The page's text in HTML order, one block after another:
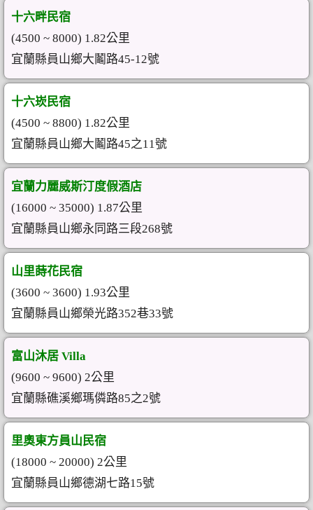
十六畔民宿
(4500 ~ 8000) 1.82公里
宜蘭縣員山鄉大鬮路45-12號
十六崁民宿
(4500 ~ 8800) 1.82公里
宜蘭縣員山鄉大鬮路45之11號
宜蘭力麗威斯汀度假酒店
(16000 ~ 35000) 1.87公里
宜蘭縣員山鄉永同路三段268號
山里蒔花民宿
(3600 ~ 3600) 1.93公里
宜蘭縣員山鄉榮光路352巷33號
富山沐居 Villa
(9600 ~ 9600) 2公里
宜蘭縣礁溪鄉瑪僯路85之2號
里奧東方員山民宿
(18000 ~ 20000) 2公里
宜蘭縣員山鄉德湖七路15號